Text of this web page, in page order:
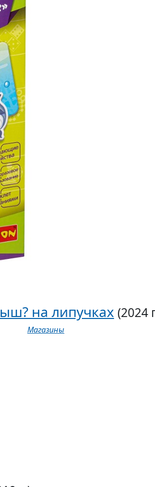
на липучках (2024
Магазины